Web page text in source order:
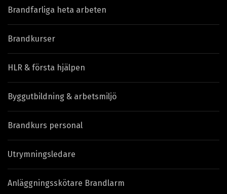
Brandfarliga heta arbeten
Brandkurser
HLR & första hjälpen
Byggutbildning & arbetsmiljö
Brandkurs personal
Utrymningsledare
Anläggningsskötare Brandlarm